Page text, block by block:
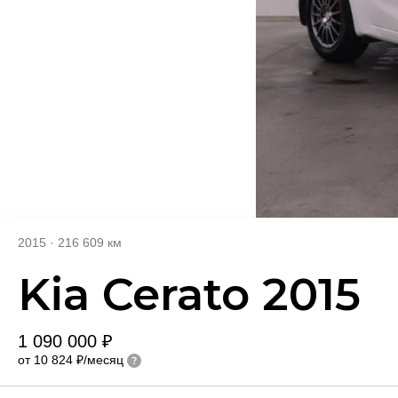
2015 · 216 609 км
Kia Cerato 2015
1 090 000 ₽
от 10 824 ₽/месяц